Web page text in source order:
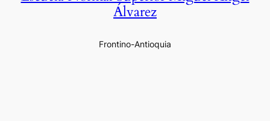
Álvarez
Frontino-Antioquia